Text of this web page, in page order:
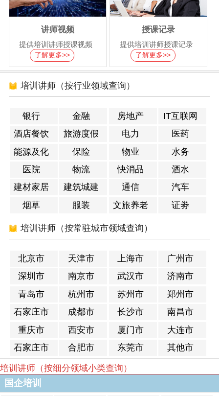
讲师视频
提供培训讲师授课视频
了解更多>>
授课记录
提供培训讲师授课记录
了解更多>>
培训讲师（按行业领域查询）
银行 金融 房地产
IT互联网
酒店餐饮
旅游度假 电力
医药
能源及化
工
保险 物业
水务
医院
物流 快消品
酒水
建材家居
建筑城建 通信
汽车
烟草
服装 文旅养老 证劵
培训讲师（按常驻城市领域查询）
北京市 天津市 上海市
广州市
深圳市
南京市 武汉市
济南市
青岛市
杭州市 苏州市
郑州市
石家庄市
成都市 长沙市
南昌市
重庆市
西安市 厦门市
大连市
石家庄市
合肥市 东莞市 其他市
培训讲师（按细分领域小类查询）
国企培训